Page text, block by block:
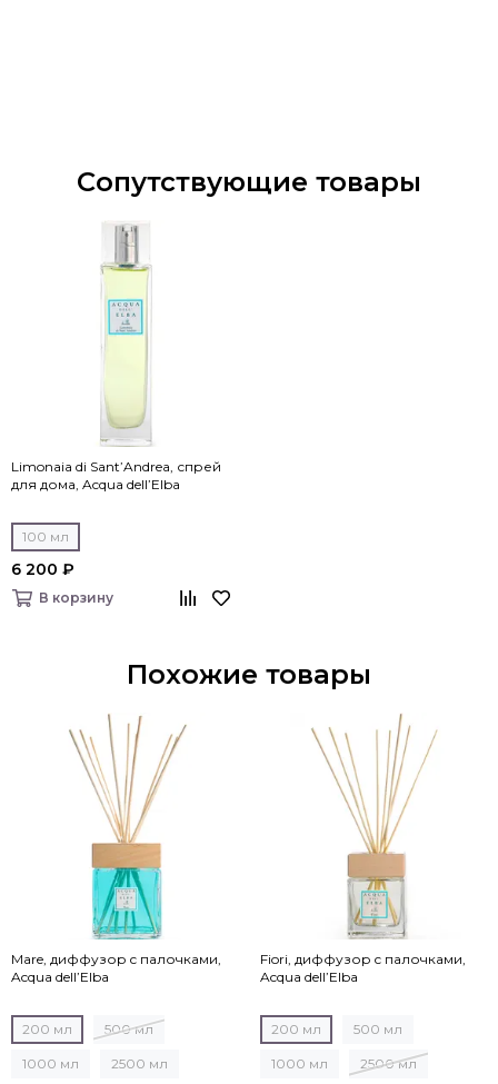
Сопутствующие товары
Limonaia di Sant’Andrea, спрей
для дома, Acqua dell’Elba
100 мл
6 200 ₽
В корзину
Похожие товары
Mare, диффузор c палочками,
Acqua dell’Elba
200 мл 500 мл
1000 мл 2500 мл
Fiori, диффузор c палочками,
Acqua dell’Elba
200 мл 500 мл
1000 мл 2500 мл